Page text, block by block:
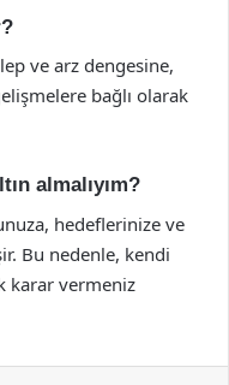
ve arz dengesine,
bağlı olarak
almalıyım?
hedeflerinize ve
Bu nedenle, kendi
karar vermeniz